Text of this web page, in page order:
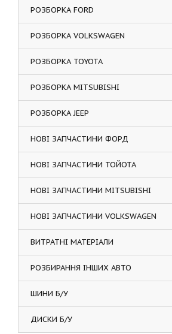
РОЗБОРКА FORD
РОЗБОРКА VOLKSWAGEN
РОЗБОРКА TOYOTA
РОЗБОРКА MITSUBISHI
РОЗБОРКА JEEP
НОВІ ЗАПЧАСТИНИ ФОРД
НОВІ ЗАПЧАСТИНИ ТОЙОТА
НОВІ ЗАПЧАСТИНИ MITSUBISHI
НОВІ ЗАПЧАСТИНИ VOLKSWAGEN
ВИТРАТНІ МАТЕРІАЛИ
РОЗБИРАННЯ ІНШИХ АВТО
ШИНИ Б/У
ДИСКИ Б/У